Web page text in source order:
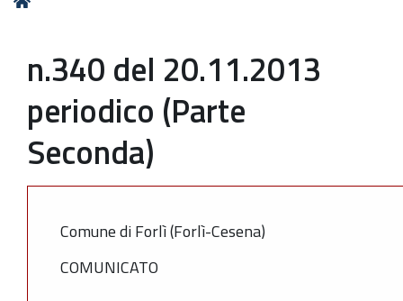
n.340 del 20.11.2013
periodico (Parte
Seconda)
Comune di Forlì (Forlì-Cesena)
COMUNICATO